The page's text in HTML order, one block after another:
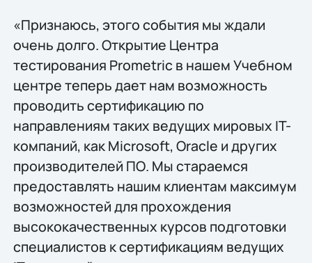
«Признаюсь, этого события мы ждали
очень долго. Открытие Центра
тестирования Prometric в нашем Учебном
центре теперь дает нам возможность
проводить сертификацию по
направлениям таких ведущих мировых IT-
компаний, как Microsoft, Oracle и других
производителей ПО. Мы стараемся
предоставлять нашим клиентам максимум
возможностей для прохождения
высококачественных курсов подготовки
специалистов к сертификациям ведущих